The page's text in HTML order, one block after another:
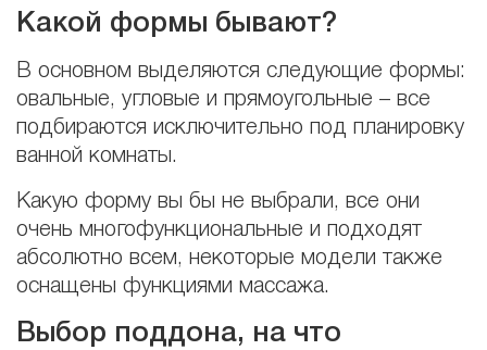
Какой формы бывают?
В основном выделяются следующие формы:
овальные, угловые и прямоугольные – все
подбираются исключительно под планировку
ванной комнаты.
Какую форму вы бы не выбрали, все они
очень многофункциональные и подходят
абсолютно всем, некоторые модели также
оснащены функциями массажа.
Выбор поддона, на что